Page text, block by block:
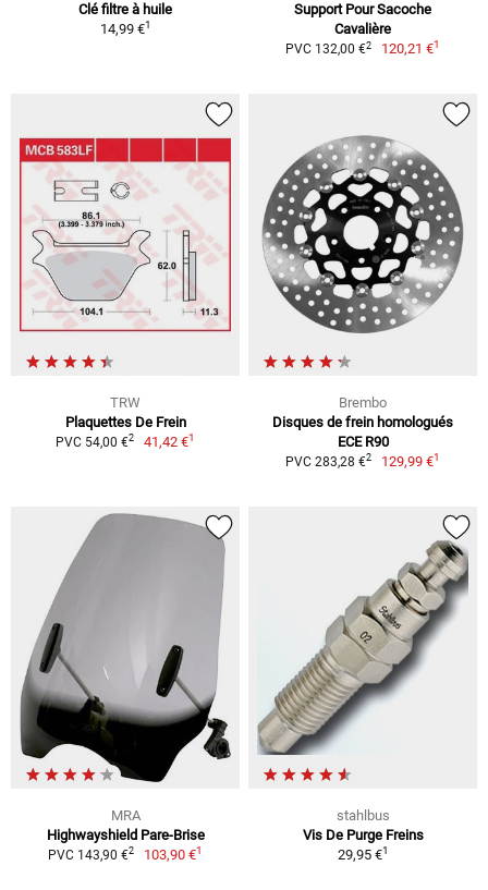
Clé filtre à huile
14,99 €1
Support Pour Sacoche
Cavalière
PVC 132,00 €2 120,21 €1
TRW
Plaquettes De Frein
PVC 54,00 €2 41,42 €1
Brembo
Disques de frein homologués
ECE R90
PVC 283,28 €2 129,99 €1
MRA
Highwayshield Pare-Brise
PVC 143,90 €2 103,90 €1
stahlbus
Vis De Purge Freins
29,95 €1